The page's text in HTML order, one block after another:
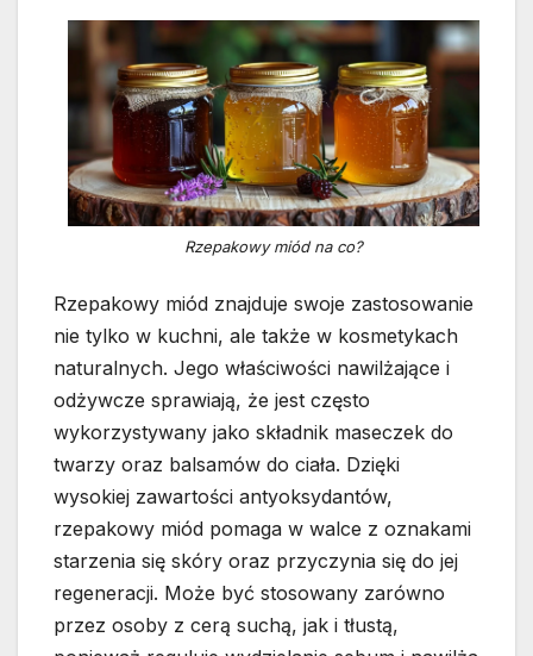
Rzepakowy miód na co?
Rzepakowy miód znajduje swoje zastosowanie
nie tylko w kuchni, ale także w kosmetykach
naturalnych. Jego właściwości nawilżające i
odżywcze sprawiają, że jest często
wykorzystywany jako składnik maseczek do
twarzy oraz balsamów do ciała. Dzięki
wysokiej zawartości antyoksydantów,
rzepakowy miód pomaga w walce z oznakami
starzenia się skóry oraz przyczynia się do jej
regeneracji. Może być stosowany zarówno
przez osoby z cerą suchą, jak i tłustą,